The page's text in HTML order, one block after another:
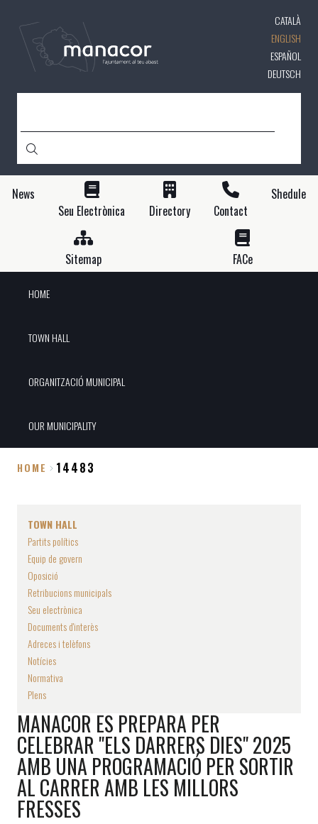
content
CATALÀ
ENGLISH
ESPAÑOL
DEUTSCH
News
Seu Electrònica
Directory Contact
Shedule
Sitemap FACe
HOME
TOWN HALL
ORGANITZACIÓ MUNICIPAL
OUR MUNICIPALITY
HOME 14483
TOWN HALL
Partits polítics
Equip de govern
Oposició
Retribucions municipals
Seu electrònica
Documents d'interès
Adreces i telèfons
Notícies
Normativa
Plens
MANACOR ES PREPARA PER
CELEBRAR "ELS DARRERS DIES" 2025
AMB UNA PROGRAMACIÓ PER SORTIR
AL CARRER AMB LES MILLORS
FRESSES